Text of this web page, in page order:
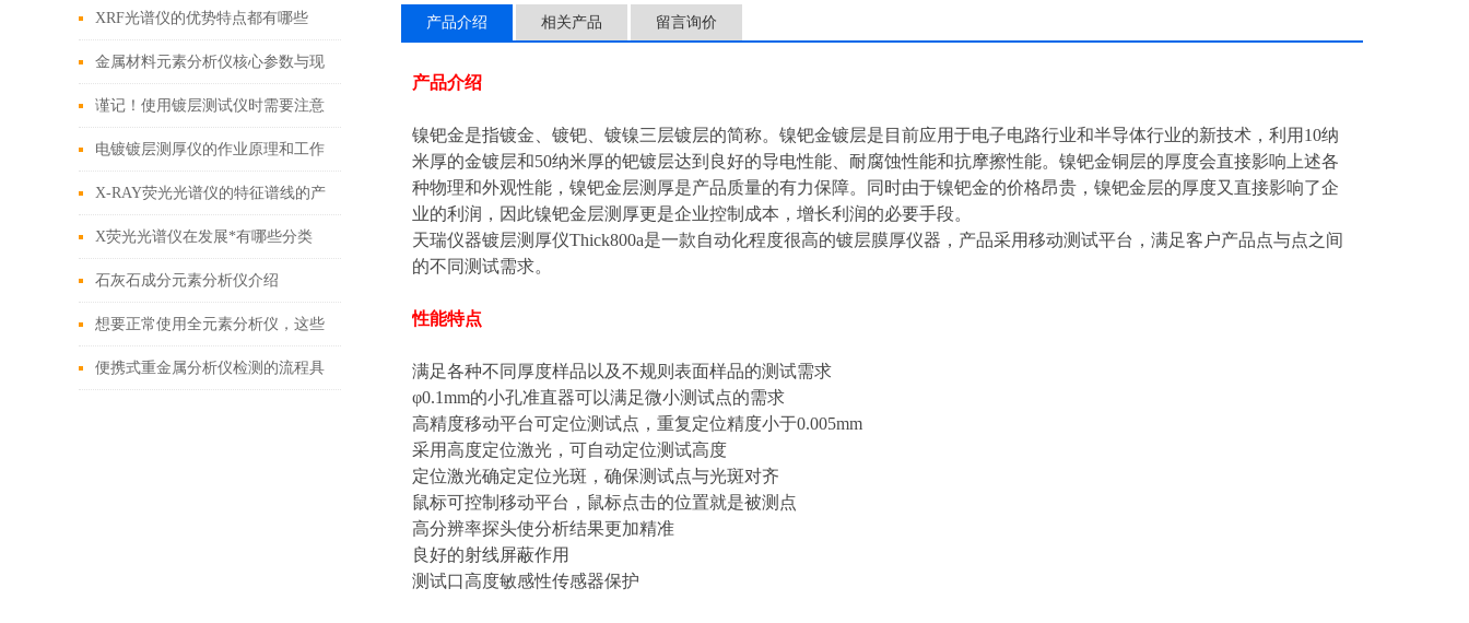
吗？
XRF光谱仪的优势特点都有哪些
呢？
金属材料元素分析仪核心参数与现
场应用指南
谨记！使用镀层测试仪时需要注意
这些
电镀镀层测厚仪的作业原理和工作
条件
X-RAY荧光光谱仪的特征谱线的产
生是基于不同的机理
X荧光光谱仪在发展*有哪些分类
呢？
石灰石成分元素分析仪介绍
想要正常使用全元素分析仪，这些
细节不能忽视
便携式重金属分析仪检测的流程具
产品介绍 相关产品 留言询价
产品介绍
镍钯金是指镀金、镀钯、镀镍三层镀层的简称。镍钯金镀层是目前应用于电子电路行业和半导体行业的新技术，利用10纳
米厚的金镀层和50纳米厚的钯镀层达到良好的导电性能、耐腐蚀性能和抗摩擦性能。镍钯金铜层的厚度会直接影响上述各
种物理和外观性能，镍钯金层测厚是产品质量的有力保障。同时由于镍钯金的价格昂贵，镍钯金层的厚度又直接影响了企
业的利润，因此镍钯金层测厚更是企业控制成本，增长利润的必要手段。
天瑞仪器镀层测厚仪Thick800a是一款自动化程度很高的镀层膜厚仪器，产品采用移动测试平台，满足客户产品点与点之间
的不同测试需求。
性能特点
满足各种不同厚度样品以及不规则表面样品的测试需求
φ0.1mm的小孔准直器可以满足微小测试点的需求
高精度移动平台可定位测试点，重复定位精度小于0.005mm
采用高度定位激光，可自动定位测试高度
定位激光确定定位光斑，确保测试点与光斑对齐
鼠标可控制移动平台，鼠标点击的位置就是被测点
高分辨率探头使分析结果更加精准
良好的射线屏蔽作用
测试口高度敏感性传感器保护